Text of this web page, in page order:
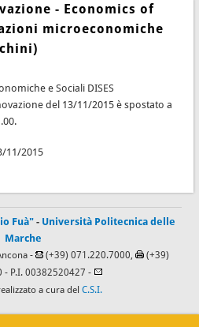
- Economics of
microeconomiche
e Sociali DISES
del 13/11/2015 è spostato a
11/2015
Fuà" - Università Politecnica delle
Marche
- (+39) 071.220.7000,
(+39)
- P.I. 00382520427 -
a cura del C.S.I.